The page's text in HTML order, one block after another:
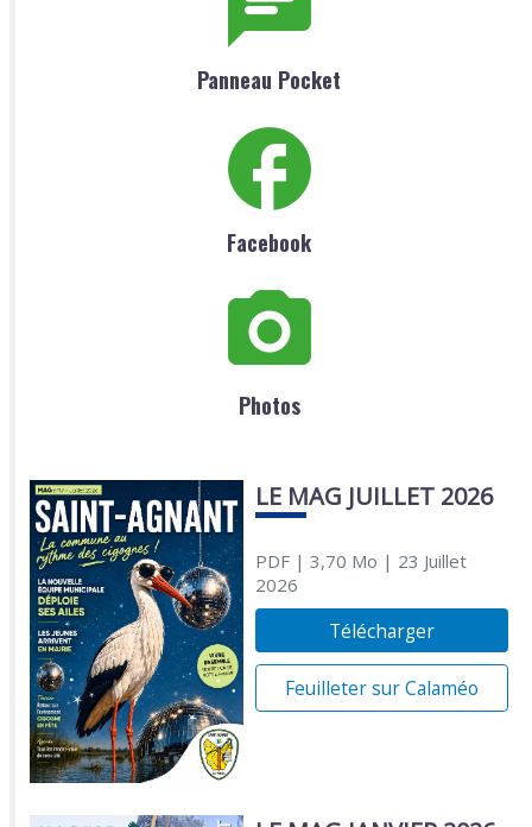
Panneau Pocket
Facebook
Photos
LE MAG JUILLET 2026
PDF| 3,70 Mo | 23 Juillet
2026
Télécharger
Feuilleter sur Calaméo